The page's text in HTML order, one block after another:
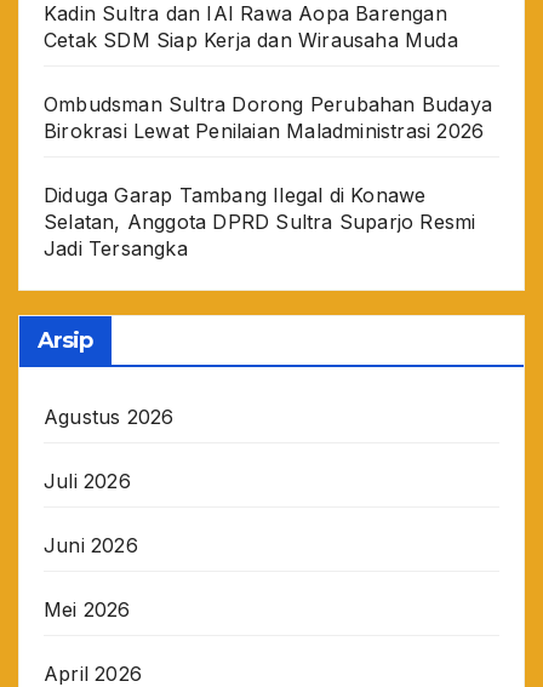
Kadin Sultra dan IAI Rawa Aopa Barengan
Cetak SDM Siap Kerja dan Wirausaha Muda
Ombudsman Sultra Dorong Perubahan Budaya
Birokrasi Lewat Penilaian Maladministrasi 2026
Diduga Garap Tambang Ilegal di Konawe
Selatan, Anggota DPRD Sultra Suparjo Resmi
Jadi Tersangka
Arsip
Agustus 2026
Juli 2026
Juni 2026
Mei 2026
April 2026